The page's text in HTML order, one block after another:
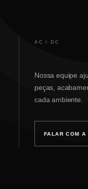
AC / DC
Nossa equipe
peças,
cada ambiente.
FALAR COM A